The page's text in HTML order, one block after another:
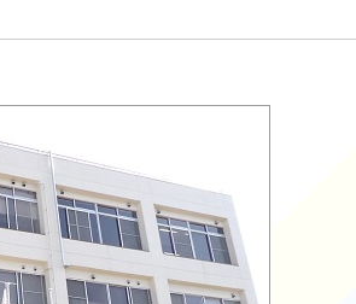
いて
に乗るときは！）